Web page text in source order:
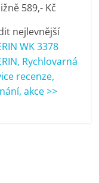
589,- Kč
nejlevnější
WK 3378
Rychlovarná
recenze,
akce >>